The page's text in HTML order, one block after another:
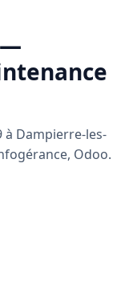
—
Dampierre-les-
Odoo.